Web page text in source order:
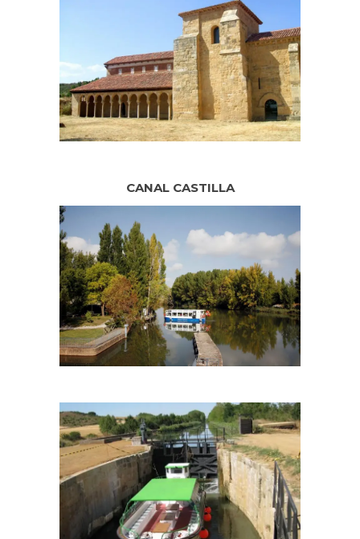
CANAL CASTILLA